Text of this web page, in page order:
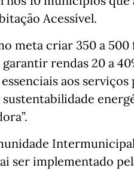
Acessível.
meta criar 350 a 500
rendas 20 a
aos
ser implementado